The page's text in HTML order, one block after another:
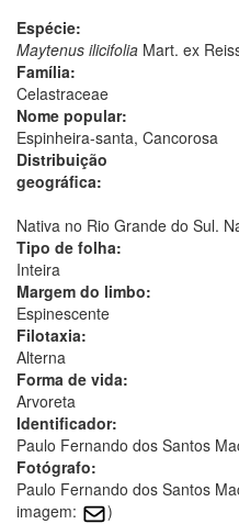
Espécie:
Maytenus ilicifolia Mart. ex
Família:
Celastraceae
Nome popular:
Espinheira-santa, Cancorosa
Distribuição
geográfica:
Nativa no Rio Grande do Sul.
Tipo de folha:
Inteira
Margem do limbo:
Espinescente
Filotaxia:
Alterna
Forma de vida:
Arvoreta
Identificador:
Paulo Fernando dos Santos
Fotógrafo:
Paulo Fernando dos Santos
imagem:
)